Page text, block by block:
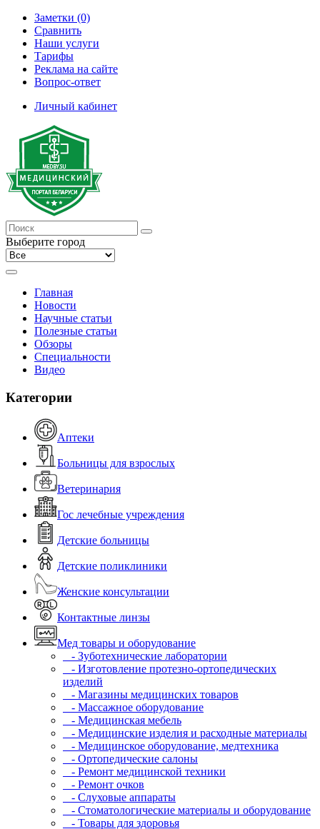
Заметки (0)
Сравнить
Наши услуги
Тарифы
Реклама на сайте
Вопрос-ответ
Личный кабинет
Выберите город
Главная
Новости
Научные статьи
Полезные статьи
Обзоры
Специальности
Видео
Категории
Аптеки
Больницы для взрослых
Ветеринария
Гос лечебные учреждения
Детские больницы
Детские поликлиники
Женские консультации
Контактные линзы
Мед товары и оборудование
- Зуботехнические лаборатории
- Изготовление протезно-ортопедических
изделий
- Магазины медицинских товаров
- Массажное оборудование
- Медицинская мебель
- Медицинские изделия и расходные материалы
- Медицинское оборудование, медтехника
- Ортопедические салоны
- Ремонт медицинской техники
- Ремонт очков
- Слуховые аппараты
- Стоматологические материалы и оборудование
- Товары для здоровья